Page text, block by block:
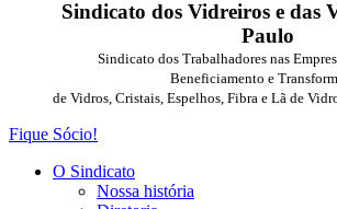
Sindicato dos Vidreiros e das
Paulo
Sindicato dos Trabalhadores nas
Beneficiamento e
de Vidros, Cristais, Espelhos, Fibra e Lã de
Fique Sócio!
O Sindicato
Nossa história